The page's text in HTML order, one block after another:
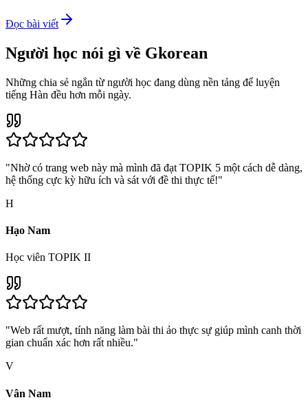
Đọc bài viết
Người học nói gì về Gkorean
Những chia sẻ ngắn từ người học đang dùng nền tảng để luyện
tiếng Hàn đều hơn mỗi ngày.
"Nhờ có trang web này mà mình đã đạt TOPIK 5 một cách dễ dàng,
hệ thống cực kỳ hữu ích và sát với đề thi thực tế!"
H
Hạo Nam
Học viên TOPIK II
"Web rất mượt, tính năng làm bài thi ảo thực sự giúp mình canh thời
gian chuẩn xác hơn rất nhiều."
V
Vân Nam